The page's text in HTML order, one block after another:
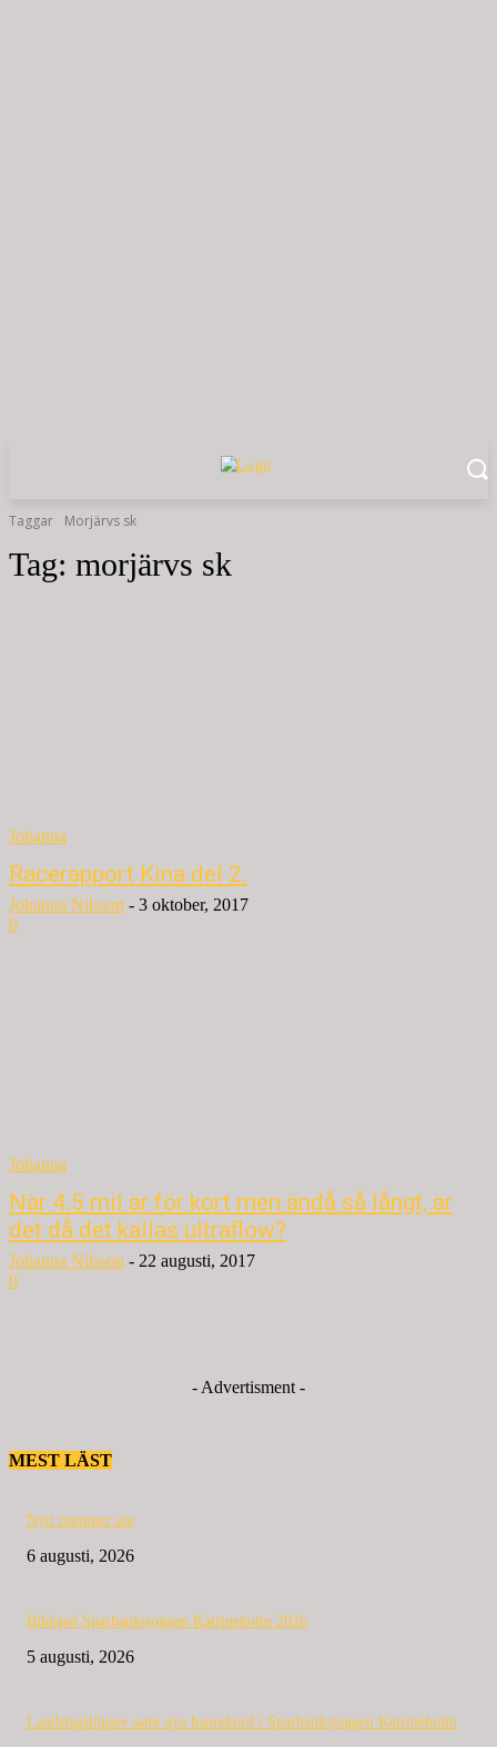
Taggar Morjärvs sk
Tag: morjärvs sk
Johanna
Racerapport Kina del 2.
Johanna Nilsson - 3 oktober, 2017
0
Johanna
När 4.5 mil är för kort men ändå så långt, är
det då det kallas ultraflow?
Johanna Nilsson - 22 augusti, 2017
0
- Advertisment -
MEST LÄST
Nytt nummer ute
6 augusti, 2026
Bildspel Sparbanksjoggen Katrineholm 2026
5 augusti, 2026
Landslagslöpare satte nya banrekord i Sparbanksjoggen Katrineholm